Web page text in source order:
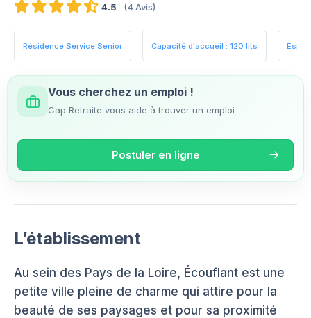
4.5
(4 Avis)
Résidence Service Senior Capacité d'accueil : 120 lits
Vous cherchez un emploi !
Cap Retraite vous aide à trouver un emploi
Postuler en ligne
L’établissement
Au sein des Pays de la Loire, Écouflant est une
petite ville pleine de charme qui attire pour la
beauté de ses paysages et pour sa proximité